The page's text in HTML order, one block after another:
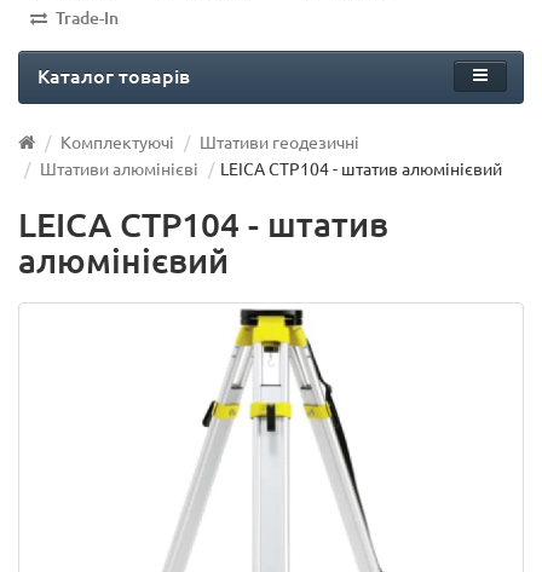
Trade-In
Каталог товарів
Комплектуючі
Штативи геодезичні
Штативи алюмінієві
LEICA CTP104 - штатив алюмінієвий
LEICA CTP104 - штатив
алюмінієвий